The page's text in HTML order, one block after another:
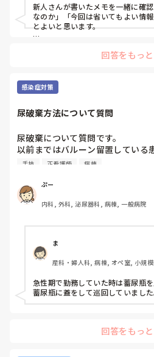
新人さんが書いたメモを一緒に確
なのか」「今回は省いてもよい情
とよいと思います。
的に照らして振り返ることで、重
要な内容を選べるよう支援するとよ
回答をもっ
感染症対策
尿破棄方法について質問
尿破棄について質問です。
以前まではバルーン留置している
イレに破棄する形でしたが、感染
物処理室に持っていくという非効
破棄人数は10人近くになるので病
する形に。結果尿破棄に時間がか
ットしワゴン下段に乗せて破棄
理室で破棄してたのでその方法は
ます。もちろん汚物見えないよう
して。
皆さんの病棟ではどのような方法
手技 正看護師 病棟
ぷー
内科, 外科, 泌尿器科, 病棟, 一般病院
ま
産科・婦人科, 病棟, オペ室, 小規
急性期で勤務していた時は蓄尿瓶
蓄尿瓶に蓋をして巡回していました
回答をもっ